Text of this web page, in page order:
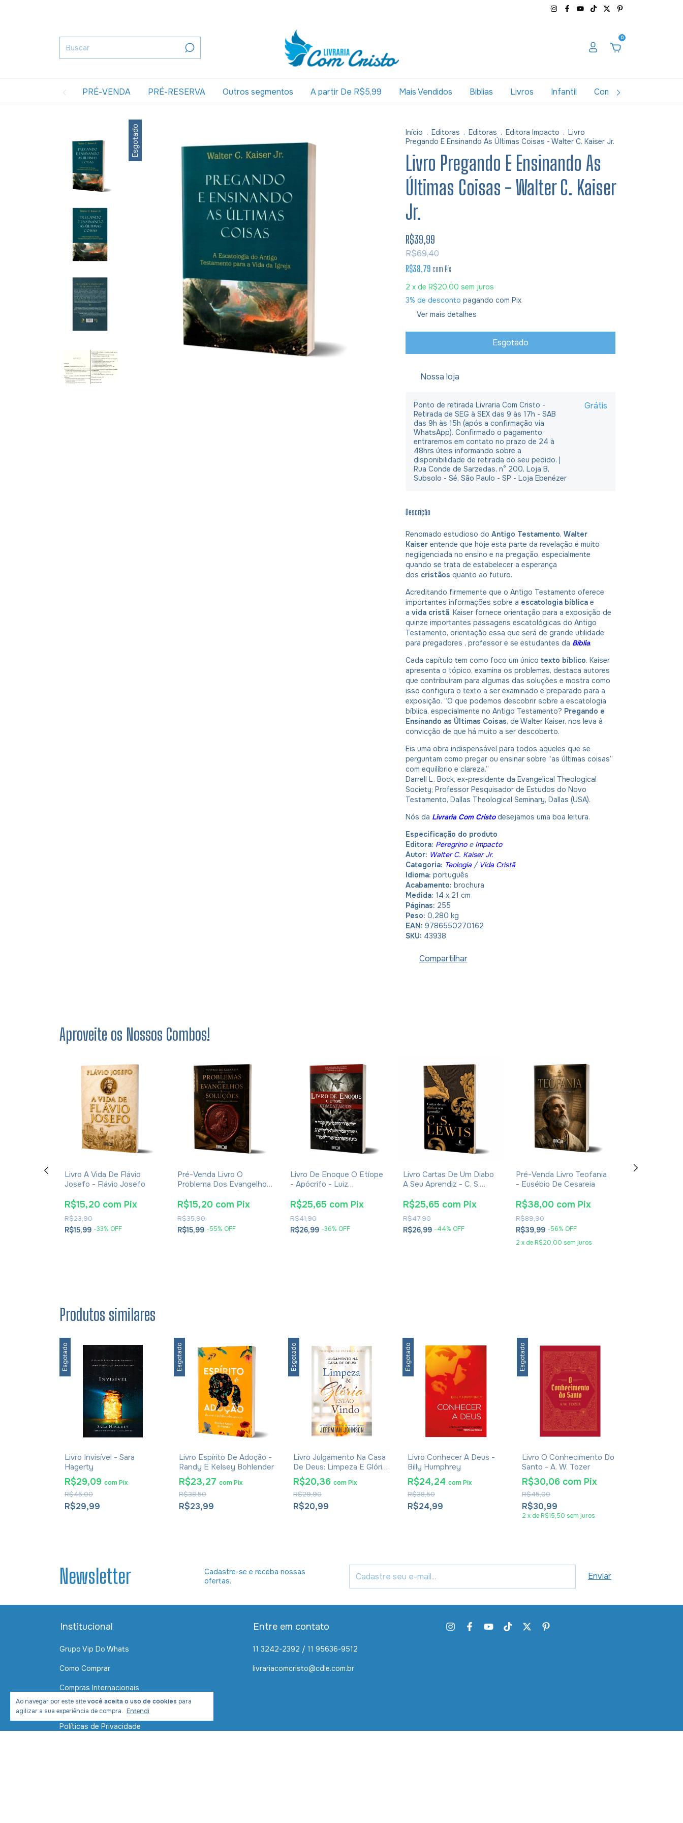
0
PRÉ-VENDA PRÉ-RESERVA Outros segmentos A partir De R$5,99 Mais Vendidos Biblias Livros Infantil Combos
Ao navegar por este sitevocê aceita o uso de cookies para
agilizar a sua experiência de compra. Entendi
Esgotado Início . Editoras . Editoras . Editora Impacto . Livro
Pregando E Ensinando As Últimas Coisas - Walter C. Kaiser Jr.
Livro Pregando E Ensinando As
Últimas Coisas - Walter C. Kaiser
Jr.
R$39,99
R$69,40
R$38,79 com Pix
2 x de R$20,00 sem juros
3% de desconto pagando com Pix
Ver mais detalhes
Nossa loja
Ponto de retirada Livraria Com Cristo -
Retirada de SEG à SEX das 9 às 17h - SAB
das 9h às 15h (após a confirmação via
WhatsApp). Confirmado o pagamento,
entraremos em contato no prazo de 24 à
48hrs úteis informando sobre a
disponibilidade de retirada do seu pedido. |
Rua Conde de Sarzedas, n° 200, Loja B,
Subsolo - Sé, São Paulo - SP - Loja Ebenézer
Grátis
Descrição
Renomado estudioso do Antigo Testamento, Walter
Kaiser entende que hoje esta parte da revelação é muito
negligenciada no ensino e na pregação, especialmente
quando se trata de estabelecer a esperança
dos cristãos quanto ao futuro.
Acreditando firmemente que o Antigo Testamento oferece
importantes informações sobre a escatologia bíblica e
a vida cristã, Kaiser fornece orientação para a exposição de
quinze importantes passagens escatológicas do Antigo
Testamento, orientação essa que será de grande utilidade
para pregadores , professor e se estudantes da Bíblia.
Cada capítulo tem como foco um único texto bíblico. Kaiser
apresenta o tópico, examina os problemas, destaca autores
que contribuíram para algumas das soluções e mostra como
isso configura o texto a ser examinado e preparado para a
exposição. “O que podemos descobrir sobre a escatologia
bíblica, especialmente no Antigo Testamento? Pregando e
Ensinando as Últimas Coisas, de Walter Kaiser, nos leva à
convicção de que há muito a ser descoberto.
Eis uma obra indispensável para todos aqueles que se
perguntam como pregar ou ensinar sobre “as últimas coisas”
com equilíbrio e clareza.”
Darrell L. Bock, ex-presidente da Evangelical Theological
Society; Professor Pesquisador de Estudos do Novo
Testamento, Dallas Theological Seminary, Dallas (USA).
Nós da Livraria Com Cristodesejamos uma boa leitura.
Especificação do produto
Editora: Peregrinoe Impacto
Autor: Walter C. Kaiser Jr.
Categoria: Teologia / Vida Cristã
Idioma: português
Acabamento: brochura
Medida: 14 x 21 cm
Páginas: 255
Peso: 0,280 kg
EAN: 9786550270162
SKU: 43938
Compartilhar
Aproveite os Nossos Combos!
Livro A Vida De Flávio
Josefo - Flávio Josefo
R$15,99 -33% OFF
R$23,90
R$15,20 com Pix
Pré-Venda Livro O
Problema Dos Evangelhos
E Soluções- Eusébio De
Cesareia
R$15,99 -55% OFF
R$35,90
R$15,20 com Pix
Livro De Enoque O Etíope
- Apócrifo - Luiz
R$26,99 -36% OFF
R$41,90
R$25,65 com Pix
Livro Cartas De Um Diabo
A Seu Aprendiz - C. S.
R$26,99 -44% OFF
R$47,90
R$25,65 com Pix
Pré-Venda Livro Teofania
- Eusébio De Cesareia
R$39,99 -56% OFF
2 x de R$20,00 sem juros
R$89,90
R$38,00 com Pix
Pré-Venda
Produtos similares
Esgotado
Livro Invisível - Sara
Hagerty
R$29,99
R$45,00
R$29,09 comPix
Esgotado
Livro Espírito De Adoção -
Randy E Kelsey Bohlender
R$23,99
R$38,50
R$23,27 comPix
Esgotado
Livro Julgamento Na Casa
De Deus: Limpeza E Glória
Estão Vindo - Jeremiah
Johnson
R$20,99
R$29,90
R$20,36 comPix
Esgotado
Livro Conhecer A Deus -
Billy Humphrey
R$24,99
R$38,50
R$24,24 comPix
Esgotado
Livro O Conhecimento Do
Santo - A. W. Tozer
R$30,99
R$45,00
R$30,06 com Pix
2 x de R$15,50 sem juros
Newsletter
Cadastre-se e receba nossas
ofertas.
Institucional
Grupo Vip Do Whats
Como Comprar
Compras Internacionais
Contato
Políticas de Privacidade
Entre em contato
11 3242-2392 / 11 95636-9512
livrariacomcristo@cdle.com.br